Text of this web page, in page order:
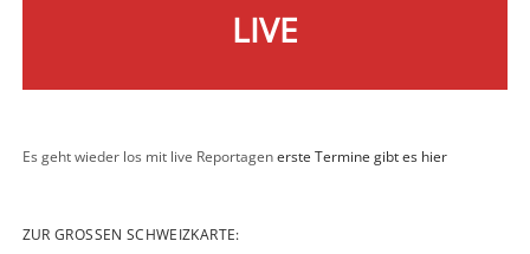
LIVE
Es geht wieder los mit live Reportagenerste Termine gibt es hier
ZUR GROSSEN SCHWEIZKARTE: